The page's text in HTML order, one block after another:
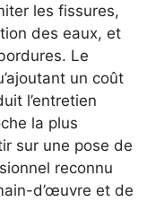
les fissures,
des eaux, et
Le
un coût
l’entretien
la plus
sur une pose de
reconnu
d’œuvre et de